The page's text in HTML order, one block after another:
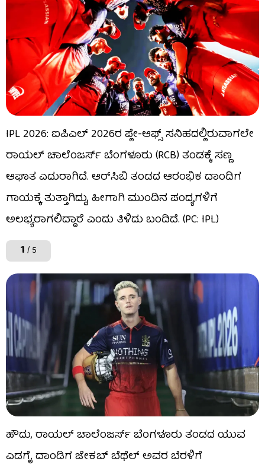
IPL 2026: ಐಪಿಎಲ್ 2026ರ ಪ್ಲೇ-ಆಫ್ಸ್ ಸನಿಹದಲ್ಲಿರುವಾಗಲೇ
ರಾಯಲ್ ಚಾಲೆಂಜರ್ಸ್ ಬೆಂಗಳೂರು (RCB) ತಂಡಕ್ಕೆ ಸಣ್ಣ
ಆಘಾತ ಎದುರಾಗಿದೆ. ಆರ್​ಸಿಬಿ ತಂಡದ ಆರಂಭಿಕ ದಾಂಡಿಗ
ಗಾಯಕ್ಕೆ ತುತ್ತಾಗಿದ್ದು, ಹೀಗಾಗಿ ಮುಂದಿನ ಪಂದ್ಯಗಳಿಗೆ
ಅಲಭ್ಯರಾಗಲಿದ್ದಾರೆ ಎಂದು ತಿಳಿದು ಬಂದಿದೆ. (PC: IPL)
1 / 5
ಹೌದು, ರಾಯಲ್ ಚಾಲೆಂಜರ್ಸ್ ಬೆಂಗಳೂರು ತಂಡದ ಯುವ
ಎಡಗೈ ದಾಂಡಿಗ ಜೇಕಬ್ ಬೆಥೆಲ್ ಅವರ ಬೆರಳಿಗೆ